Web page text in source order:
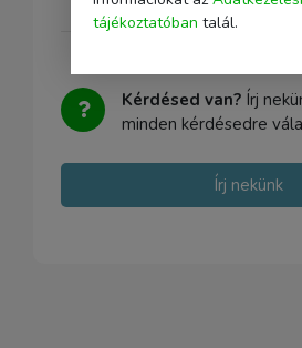
Kérdésed van? Írj
minden kérdésedre
Írj nekünk
tájékoztatóban talál.